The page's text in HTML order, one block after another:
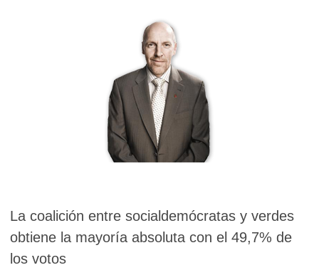
La coalición entre socialdemócratas y verdes
obtiene la mayoría absoluta con el 49,7% de
los votos